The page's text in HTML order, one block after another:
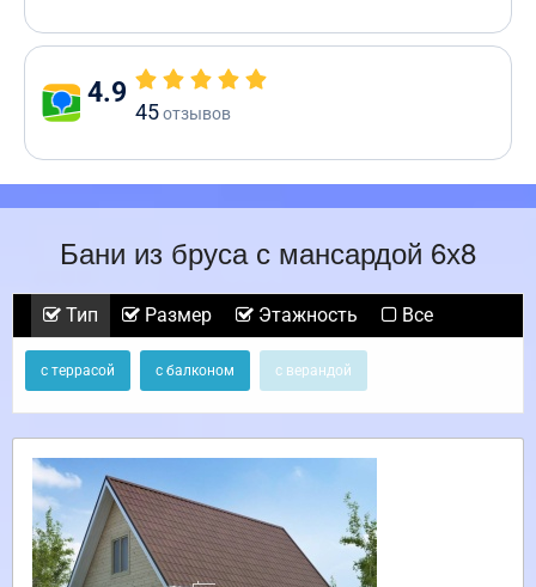
4.9
45отзывов
Бани из бруса с мансардой 6х8
Тип Размер Этажность Все
с террасой с балконом с верандой